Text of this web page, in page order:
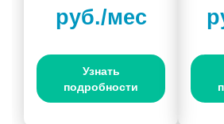
руб./мес
Узнать
подробности